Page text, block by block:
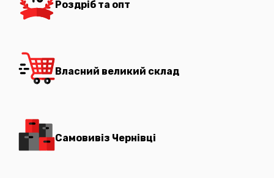
Роздріб та опт
Власний великий склад
Самовивіз Чернівці